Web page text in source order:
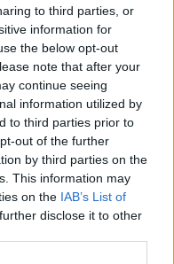
to third parties, or
information for
the below opt-out
note that after your
continue seeing
information utilized by
to third parties prior to
out of the further
by third parties on the
This information may
on the IAB’s List of
disclose it to other
miután a
aggasztotta.
hét első napját, a
teljesített a
tőzsdék is lejjebb
első felében.
Eséssel zárt a magyar